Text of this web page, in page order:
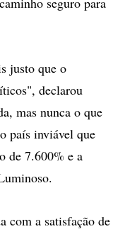
justo que o
declarou
mas nunca o que
país inviável que
de 7.600% e a
com a satisfação de